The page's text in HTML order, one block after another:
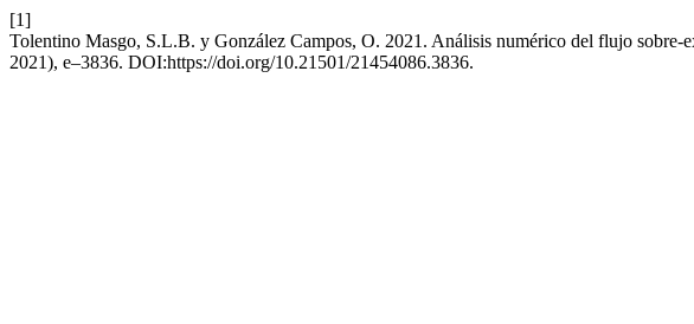
[1]
Tolentino Masgo, S.L.B. y González Campos, O. 2021. Análisis numérico del flujo
2021), e–3836. DOI:https://doi.org/10.21501/21454086.3836.